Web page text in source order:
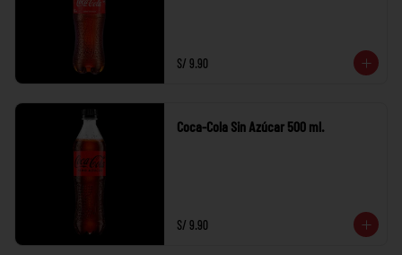
S/ 9.90
Coca-Cola Sin Azúcar 500 ml.
S/ 9.90